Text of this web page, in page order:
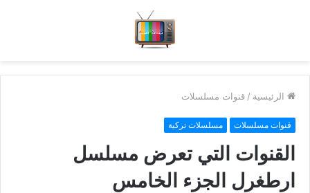
الرئيسية / قنوات مسلسلات
قنوات مسلسلات مسلسلات تركية
القنوات التي تعرض مسلسل
ارطغرل الجزء الخامس